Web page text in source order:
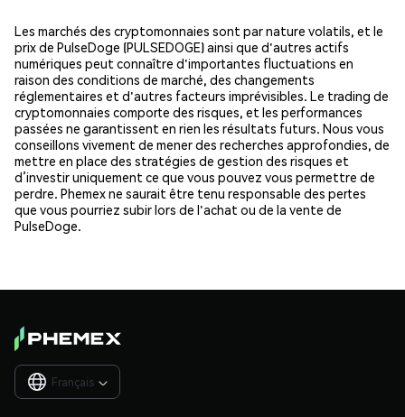
Les marchés des cryptomonnaies sont par nature volatils, et le
prix de PulseDoge (PULSEDOGE) ainsi que d'autres actifs
numériques peut connaître d'importantes fluctuations en
raison des conditions de marché, des changements
réglementaires et d'autres facteurs imprévisibles. Le trading de
cryptomonnaies comporte des risques, et les performances
passées ne garantissent en rien les résultats futurs. Nous vous
conseillons vivement de mener des recherches approfondies, de
mettre en place des stratégies de gestion des risques et
d’investir uniquement ce que vous pouvez vous permettre de
perdre. Phemex ne saurait être tenu responsable des pertes
que vous pourriez subir lors de l'achat ou de la vente de
PulseDoge.
Français 